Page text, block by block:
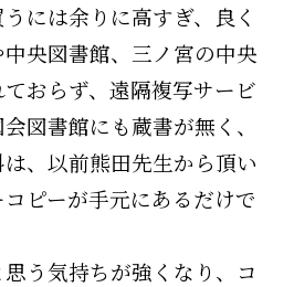
には余りに高すぎ、良く
央図書館、三ノ宮の中央
おらず、遠隔複写サービ
図書館にも蔵書が無く、
は、以前熊田先生から頂い
ピーが手元にあるだけで
う気持ちが強くなり、コ